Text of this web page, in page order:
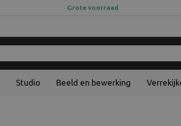
Grote voorraad
Studio Beeld en bewerking